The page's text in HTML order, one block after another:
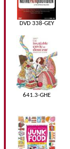
DVD 338-GEY
641.3-GHE